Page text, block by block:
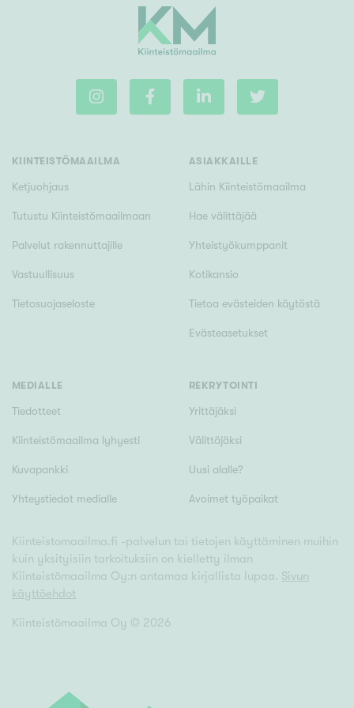
Uudiskohteet
Vain uudiskohteet Ei uudiskohteita
Kunto
Välttävä
Ominaisuudet
Maalämpö
Oma ranta
Oma sauna
Parveke
Senioriasunto
KIINTEISTÖMAAILMA
Ketjuohjaus
Tutustu Kiinteistömaailmaan
Palvelut rakennuttajille
Vastuullisuus
Tietosuojaseloste
ASIAKKAILLE
Lähin Kiinteistömaailma
Hae välittäjää
Yhteistyökumppanit
Kotikansio
Tietoa evästeiden käytöstä
Evästeasetukset
MEDIALLE
Tiedotteet
Kiinteistömaailma lyhyesti
Kuvapankki
Yhteystiedot medialle
REKRYTOINTI
Yrittäjäksi
Välittäjäksi
Uusi alalle?
Avoimet työpaikat
Kiinteistomaailma.fi -palvelun tai tietojen käyttäminen muihin
kuin yksityisiin tarkoituksiin on kielletty ilman
Kiinteistömaailma Oy:n antamaa kirjallista lupaa. Sivun
käyttöehdot
Kiinteistömaailma Oy © 2026